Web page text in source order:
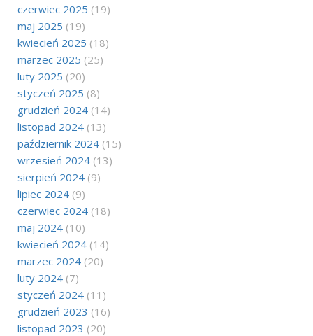
czerwiec 2025 (19)
maj 2025 (19)
kwiecień 2025 (18)
marzec 2025 (25)
luty 2025 (20)
styczeń 2025 (8)
grudzień 2024 (14)
listopad 2024 (13)
październik 2024 (15)
wrzesień 2024 (13)
sierpień 2024 (9)
lipiec 2024 (9)
czerwiec 2024 (18)
maj 2024 (10)
kwiecień 2024 (14)
marzec 2024 (20)
luty 2024 (7)
styczeń 2024 (11)
grudzień 2023 (16)
listopad 2023 (20)